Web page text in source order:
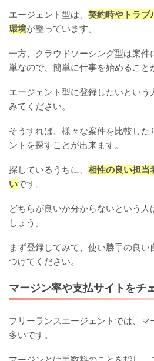
エージェント型は、 契約時やトラブ
環境が整っています。
一方、クラウドソーシング型は案件
単なので、簡単に仕事を始めること
エージェント型に登録したいという
みてください。
そうすれば、様々な案件を比較した
ントを探すことが出来ます。
探しているうちに、 相性の良い担当
いです。
どちらが良いか分からないという人
しょう。
まず登録してみて、使い勝手の良
つけてください。
マージン率や支払サイトをチ
フリーランスエージェントでは、マ
多いです。